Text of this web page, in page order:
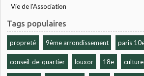
Vie de l'Association
Tags populaires
propreté 9ème arrondissement paris
conseil-de-quartier louxor 18e culture